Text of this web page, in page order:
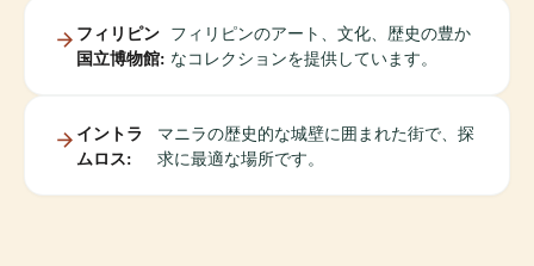
フィリピン
国立博物館:
フィリピンのアート、文化、歴史の豊か
なコレクションを提供しています。
イントラ
ムロス:
マニラの歴史的な城壁に囲まれた街で、探
求に最適な場所です。